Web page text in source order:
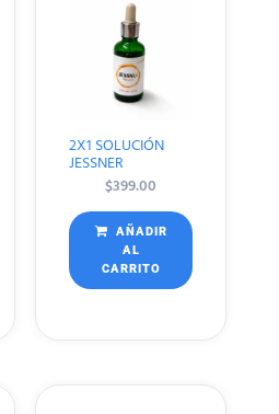
2X1 SOLUCIÓN
JESSNER
$399.00
AÑADIR
AL
CARRITO